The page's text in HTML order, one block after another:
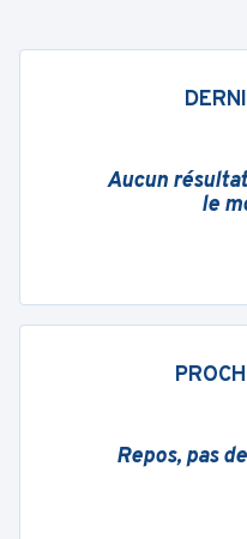
Aucun
le
Repos, pas